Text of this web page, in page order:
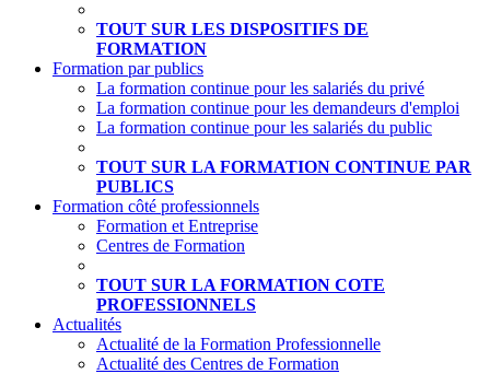
TOUT SUR LES DISPOSITIFS DE
FORMATION
Formation par publics
La formation continue pour les salariés du privé
La formation continue pour les demandeurs d'emploi
La formation continue pour les salariés du public
TOUT SUR LA FORMATION CONTINUE PAR
PUBLICS
Formation côté professionnels
Formation et Entreprise
Centres de Formation
TOUT SUR LA FORMATION COTE
PROFESSIONNELS
Actualités
Actualité de la Formation Professionnelle
Actualité des Centres de Formation